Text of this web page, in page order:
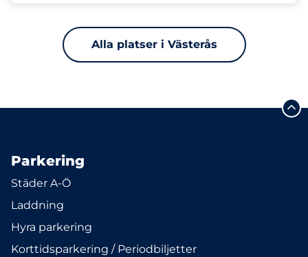
Alla platser i Västerås
Parkering
Städer A-Ö
Laddning
Hyra parkering
Korttidsparkering / Periodbiljetter